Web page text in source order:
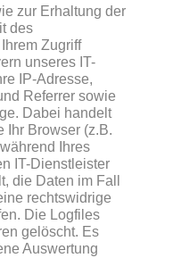
zur Erhaltung der
des
Zugriff
unseres IT-
IP-Adresse,
Referrer sowie
Dabei handelt
Ihr Browser (z.B.
Ihres
IT-Dienstleister
die Daten im Fall
rechtswidrige
Die Logfiles
gelöscht. Es
Auswertung